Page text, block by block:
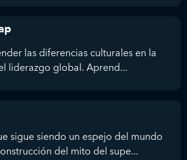
las diferencias culturales en la
liderazgo global. Aprend...
sigue siendo un espejo del mundo
del mito del supe...